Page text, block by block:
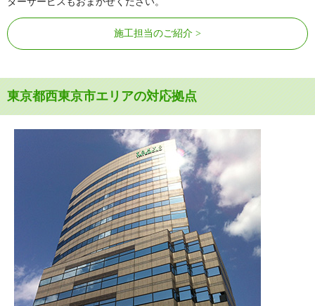
施工担当のご紹介
東京都西東京市エリアの対応拠点